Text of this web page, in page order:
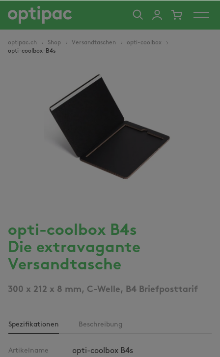
springen
optipac.ch Shop Versandtaschen
opti-coolbox
opti-coolbox-B4s
Bildergalerie überspringen
opti-coolbox B4s
Die extravagante
Versandtasche
300 x 212 x 8 mm, C-Welle, B4 Briefposttarif
Spezifikationen Beschreibung
Artikelname opti-coolbox B4s